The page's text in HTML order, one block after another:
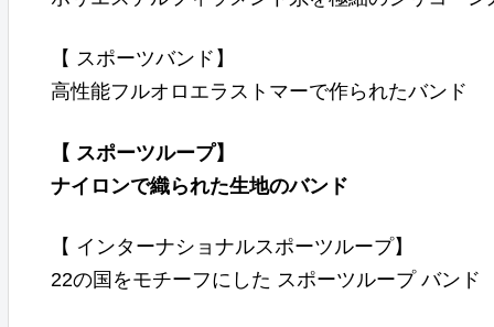
【 スポーツバンド】
高性能フルオロエラストマーで作られたバンド
【 スポーツループ】
ナイロンで織られた生地のバンド
【 インターナショナルスポーツループ】
22の国をモチーフにした スポーツループ バンド